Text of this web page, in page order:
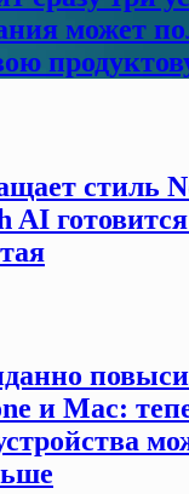
может
стиль
AI
и Mac: